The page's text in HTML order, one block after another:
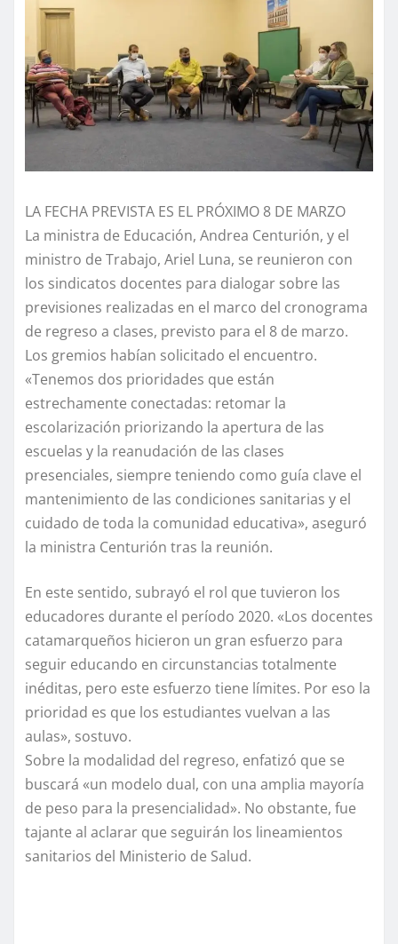
LA FECHA PREVISTA ES EL PRÓXIMO 8 DE MARZO
La ministra de Educación, Andrea Centurión, y el
ministro de Trabajo, Ariel Luna, se reunieron con
los sindicatos docentes para dialogar sobre las
previsiones realizadas en el marco del cronograma
de regreso a clases, previsto para el 8 de marzo.
Los gremios habían solicitado el encuentro.
«Tenemos dos prioridades que están
estrechamente conectadas: retomar la
escolarización priorizando la apertura de las
escuelas y la reanudación de las clases
presenciales, siempre teniendo como guía clave el
mantenimiento de las condiciones sanitarias y el
cuidado de toda la comunidad educativa», aseguró
la ministra Centurión tras la reunión.
En este sentido, subrayó el rol que tuvieron los
educadores durante el período 2020. «Los docentes
catamarqueños hicieron un gran esfuerzo para
seguir educando en circunstancias totalmente
inéditas, pero este esfuerzo tiene límites. Por eso la
prioridad es que los estudiantes vuelvan a las
aulas», sostuvo.
Sobre la modalidad del regreso, enfatizó que se
buscará «un modelo dual, con una amplia mayoría
de peso para la presencialidad». No obstante, fue
tajante al aclarar que seguirán los lineamientos
sanitarios del Ministerio de Salud.